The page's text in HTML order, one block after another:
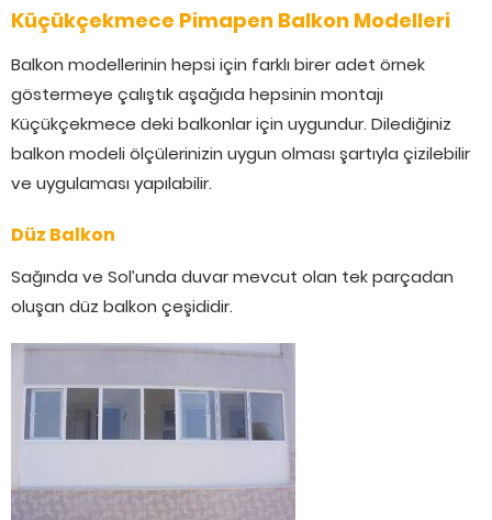
Küçükçekmece Pimapen Balkon Modelleri
Balkon modellerinin hepsi için farklı birer adet örnek
göstermeye çalıştık aşağıda hepsinin montajı
Küçükçekmece deki balkonlar için uygundur. Dilediğiniz
balkon modeli ölçülerinizin uygun olması şartıyla çizilebilir
ve uygulaması yapılabilir.
Düz Balkon
Sağında ve Sol’unda duvar mevcut olan tek parçadan
oluşan düz balkon çeşididir.